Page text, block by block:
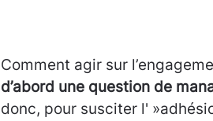
Comment agir sur
d’abord une question de
donc, pour susciter l'